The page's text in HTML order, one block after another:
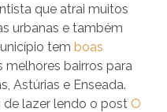
que atrai muitos
urbanas e também
tem boas
melhores bairros para
Astúrias e Enseada.
de lazer lendo o post O